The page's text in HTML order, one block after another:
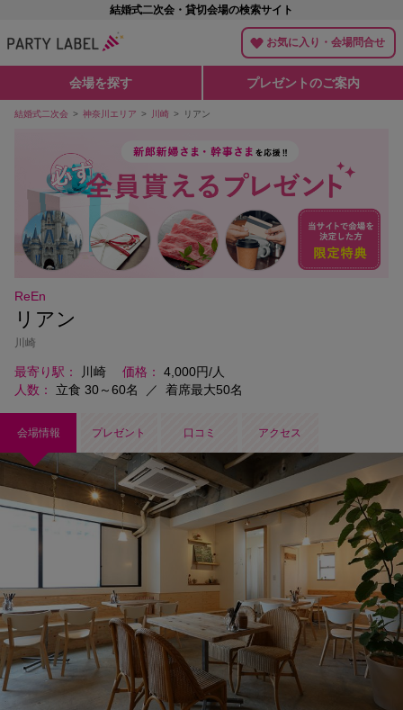
結婚式二次会・貸切会場の検索サイト
お気に入り・会場問合せ
会場を探す プレゼントのご案内
結婚式二次会 神奈川エリア 川崎 リアン
ReEn
リアン
川崎
最寄り駅 川崎 価格
4,000円/人
人数
立食 30～60名 ／ 着席最大50名
会場情報 プレゼント 口コミ アクセス